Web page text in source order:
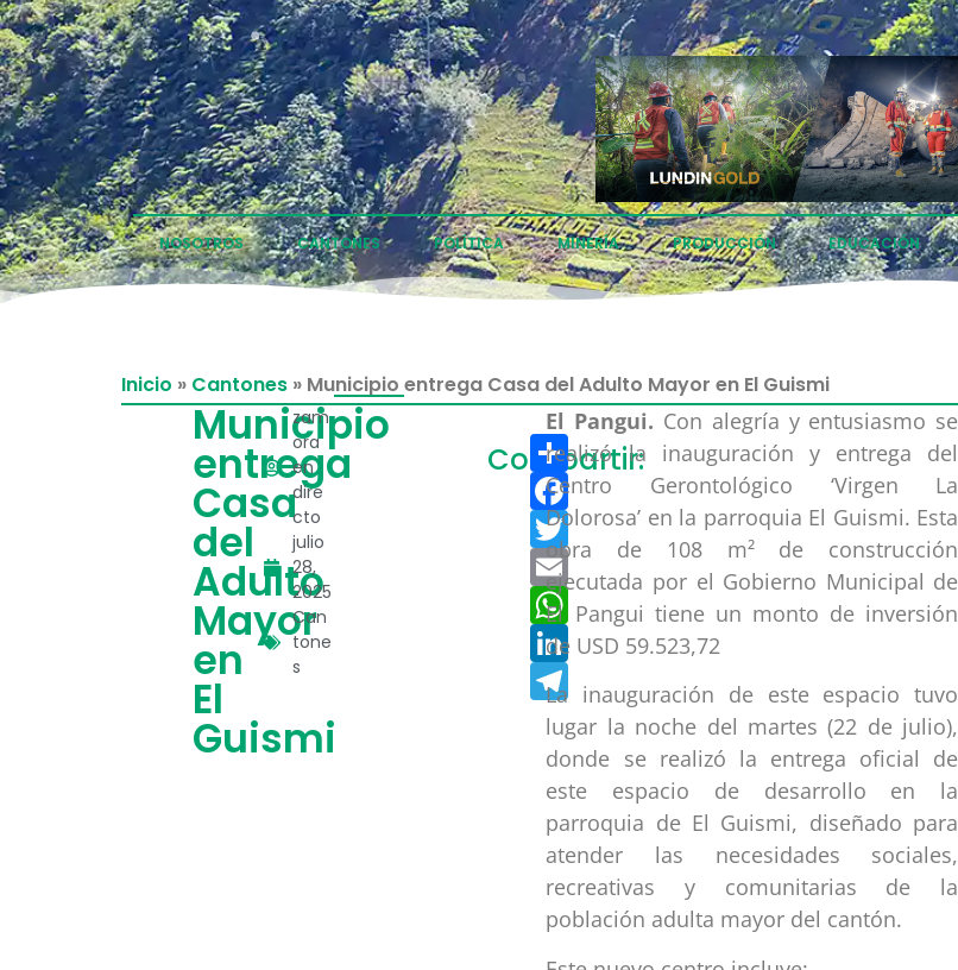
NOSOTROS CANTONES POLÍTICA MINERÍA PRODUCCIÓN EDUCACIÓN
Inicio » Cantones » Municipio entrega Casa del Adulto Mayor en El Guismi
Municipio
entrega
Casa
del
Adulto
Mayor
en
El
Guismi
zam
ora
en
dire
cto
julio
28,
2025
Can
tone
s
Compartir:
Compartir
Facebook
Twitter
Email
WhatsApp
LinkedIn
El Pangui. Con alegría y entusiasmo se
realizó la inauguración y entrega del
Centro Gerontológico ‘Virgen La
Dolorosa’ en la parroquia El Guismi. Esta
obra de 108 m² de construcción
ejecutada por el Gobierno Municipal de
El Pangui tiene un monto de inversión
de USD 59.523,72
La inauguración de este espacio tuvo
lugar la noche del martes (22 de julio),
donde se realizó la entrega oficial de
este espacio de desarrollo en la
parroquia de El Guismi, diseñado para
atender las necesidades sociales,
recreativas y comunitarias de la
población adulta mayor del cantón.